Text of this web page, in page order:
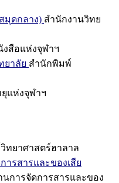
มุดกลาง) สำนักงานวิทย
สือแห่งจุฬาฯ
ยาลัย สำนักพิมพ์
แห่งจุฬาฯ
ทยาศาสตร์ฮาลาล
ารสารและของเสีย
นการจัดการสารและของ